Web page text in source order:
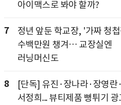
아이맥스로 봐야 할까?
7
정년 앞둔 학교장, '가짜 청
수백만원 챙겨… 교장실엔
러닝머신도
8
[단독] 유진·장나라·장영란·
서정희... 뷰티제품 뻥튀기 광